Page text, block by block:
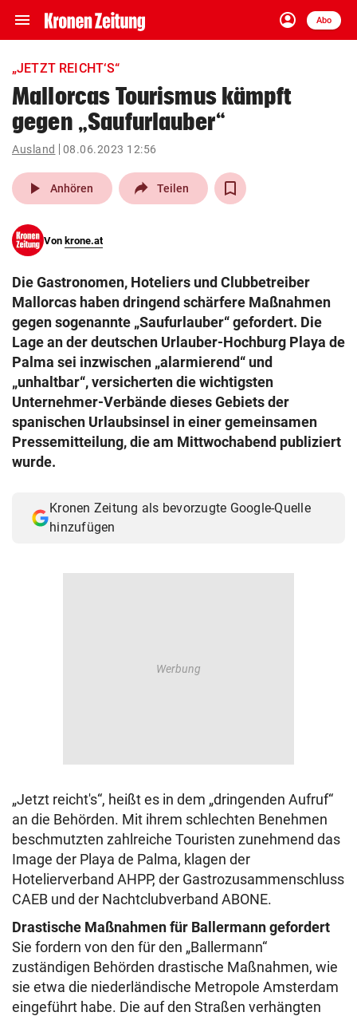
menu Navigation
ein-/ausklappen
account_circle
Anmelden
Abo
close Schließen
account_circle Anmelden
pin_drop
Wien arrow_right
search
eingeben
© Krone Multimedia GmbH & Co KG 2026
Muthgasse 2, 1190 Wien
„JETZT REICHT‘S“
Mallorcas Tourismus kämpft
gegen „Saufurlauber“
Ausland 08.06.2023 12:56
play_arrow Anhören Teilen
Von krone.at
Die Gastronomen, Hoteliers und Clubbetreiber
Mallorcas haben dringend schärfere Maßnahmen
gegen sogenannte „Saufurlauber“ gefordert. Die
Lage an der deutschen Urlauber-Hochburg Playa de
Palma sei inzwischen „alarmierend“ und
„unhaltbar“, versicherten die wichtigsten
Unternehmer-Verbände dieses Gebiets der
spanischen Urlaubsinsel in einer gemeinsamen
Pressemitteilung, die am Mittwochabend publiziert
wurde.
Kronen Zeitung als bevorzugte Google-Quelle
hinzufügen
„Jetzt reicht's“, heißt es in dem „dringenden Aufruf“
an die Behörden. Mit ihrem schlechten Benehmen
beschmutzten zahlreiche Touristen zunehmend das
Image der Playa de Palma, klagen der
Hotelierverband AHPP, der Gastrozusammenschluss
CAEB und der Nachtclubverband ABONE.
Drastische Maßnahmen für Ballermann gefordert
Sie fordern von den für den „Ballermann“
zuständigen Behörden drastische Maßnahmen, wie
sie etwa die niederländische Metropole Amsterdam
eingeführt habe. Die auf den Straßen verhängten